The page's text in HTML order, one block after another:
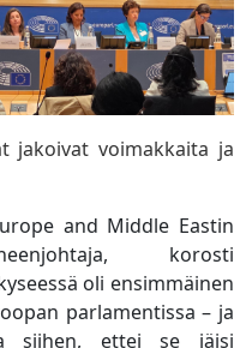
jakoivat voimakkaita ja
and Middle Eastin
korosti
oli ensimmäinen
parlamentissa – ja
siihen, ettei se jäisi